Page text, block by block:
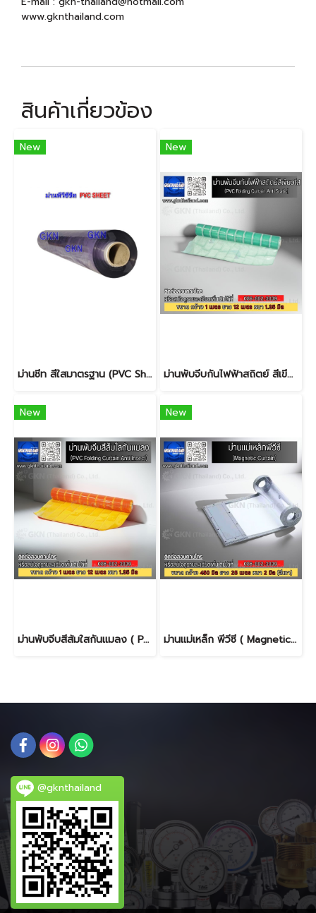
www.gknthailand.com
สินค้าเกี่ยวข้อง
New
ม่านชีท สีใสมาตรฐาน (PVC Sheet Standard Clear)
New
ม่านพับจีบกันไฟฟ้าสถิตย์ สีเขียวใส ( PVC Folding Curtain Anti Static )
New
ม่านพับจีบสีส้มใสกันแมลง ( PVC Folding Curtian Anti Insect)
New
ม่านแม่เหล็ก พีวีซี ( Magnetic Curtain )
@gknthailand